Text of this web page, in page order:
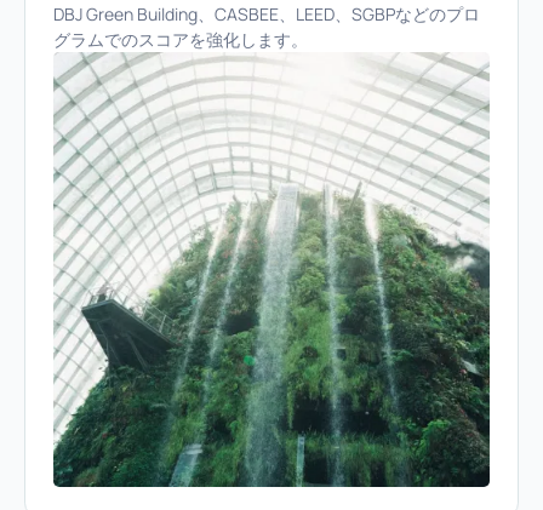
DBJ Green Building、CASBEE、LEED、SGBPなどのプロ
グラムでのスコアを強化します。